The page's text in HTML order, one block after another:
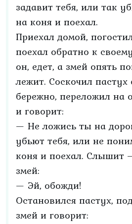
задавит тебя, или так
на коня и поехал.
Приехал домой,
поехал обратно к
он, едет, а змей опять
лежит. Соскочил пастух
бережно, переложил на
и говорит:
— Не ложись ты на
убьют тебя, или не
коня и поехал. Слышит
змей:
— Эй, обожди!
Остановился пастух,
змей и говорит: